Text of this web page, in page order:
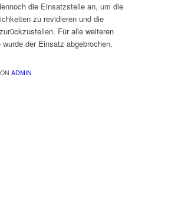
die Einsatzstelle an, um die
zu revidieren und die
Für alle weiteren
der Einsatz abgebrochen.
ADMIN